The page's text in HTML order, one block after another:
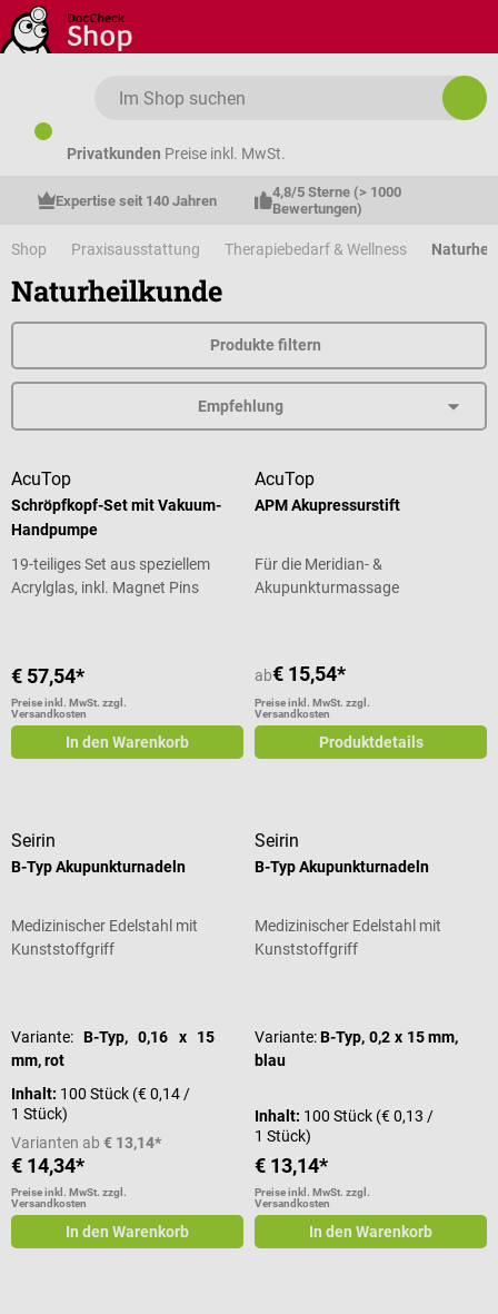
Zum Hauptinhalt springen
Privatkunden Preise inkl. MwSt.
Expertise seit 140 Jahren
4,8/5 Sterne (> 1000
Bewertungen)
Shop Praxisausstattung Therapiebedarf & Wellness
Naturheilkunde
Produkte filtern
AcuTop
Schröpfkopf-Set mit Vakuum-
Handpumpe
19-teiliges Set aus speziellem
Acrylglas, inkl. Magnet Pins
€ 57,54*
Preise inkl. MwSt. zzgl.
Versandkosten
In den Warenkorb
AcuTop
APM Akupressurstift
Für die Meridian- &
Akupunkturmassage
ab€ 15,54*
Preise inkl. MwSt. zzgl.
Versandkosten
Produktdetails
Seirin
B-Typ Akupunkturnadeln
Medizinischer Edelstahl mit
Kunststoffgriff
Variante: B-Typ, 0,16 x 15
mm, rot
Inhalt: 100 Stück (€ 0,14 /
1 Stück)
Varianten ab € 13,14*
€ 14,34*
Preise inkl. MwSt. zzgl.
Versandkosten
In den Warenkorb
Seirin
B-Typ Akupunkturnadeln
Medizinischer Edelstahl mit
Kunststoffgriff
Variante:B-Typ, 0,2 x 15 mm,
blau
Inhalt: 100 Stück (€ 0,13 /
1 Stück)
€ 13,14*
Preise inkl. MwSt. zzgl.
Versandkosten
In den Warenkorb